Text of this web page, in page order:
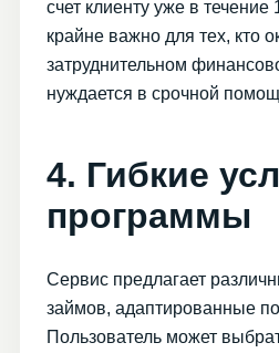
счет клиенту уже в течение
крайне важно для тех, кто
затруднительном
нуждается в срочной
4. Гибкие
программы
Сервис предлагает
займов, адаптированные
Пользователь может